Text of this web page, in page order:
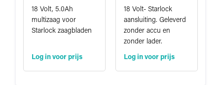
18 Volt, 5.0Ah
multizaag voor
Starlock zaagbladen
Log in voor prijs
18 Volt- Starlock
aansluiting. Geleverd
zonder accu en
zonder lader.
Log in voor prijs